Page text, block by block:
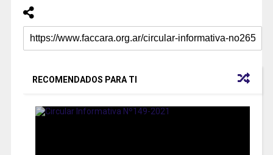
RECOMENDADOS PARA TI